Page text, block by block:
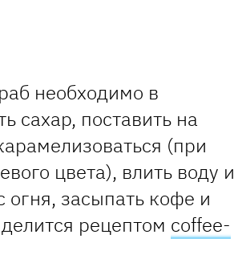
необходимо в
сахар, поставить на
(при
цвета), влить воду и
огня, засыпать кофе и
рецептом coffee-